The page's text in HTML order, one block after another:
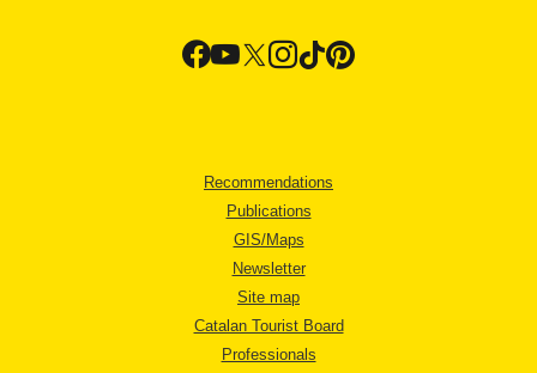
Recommendations
Publications
GIS/Maps
Newsletter
Site map
Catalan Tourist Board
Professionals